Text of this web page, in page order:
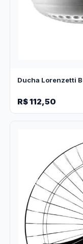
Ducha Lorenzetti
R$ 112,50